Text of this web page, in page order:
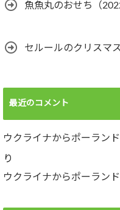
魚魚丸のおせち（
セルールのクリスマ
最近のコメント
ウクライナからポーラン
り
ウクライナからポーラン